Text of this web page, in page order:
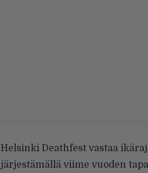
Helsinki Deathfest vastaa
järjestämällä viime vuoden